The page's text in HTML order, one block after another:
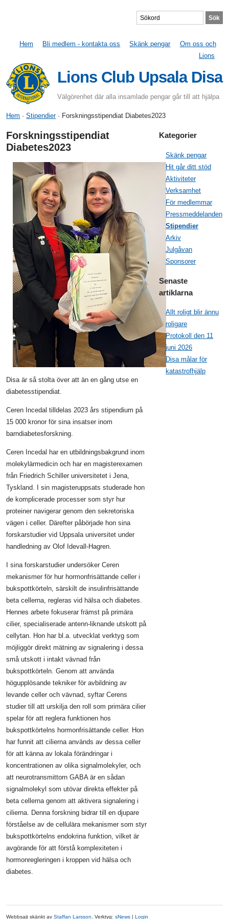
Hem Bli medlem - kontakta oss Skänk pengar
Om oss och
Lions
Lions Club Upsala Disa
Välgörenhet där alla insamlade pengar går till att hjälpa
Hem ·Stipendier· Forskningsstipendiat Diabetes2023
Forskningsstipendiat
Diabetes2023
Disa är så stolta över att än en gång utse en
diabetesstipendiat.
Ceren Incedal tilldelas 2023 års stipendium på
15 000 kronor för sina insatser inom
barndiabetesforskning.
Ceren Incedal har en utbildningsbakgrund inom
molekylärmedicin och har en magisterexamen
från Friedrich Schiller universitetet i Jena,
Tyskland. I sin magisteruppsats studerade hon
de komplicerade processer som styr hur
proteiner navigerar genom den sekretoriska
vägen i celler. Därefter påbörjade hon sina
forskarstudier vid Uppsala universitet under
handledning av Olof Idevall-Hagren.
I sina forskarstudier undersöker Ceren
mekanismer för hur hormonfrisättande celler i
bukspottkörteln, särskilt de insulinfrisättande
beta cellerna, regleras vid hälsa och diabetes.
Hennes arbete fokuserar främst på primära
cilier, specialiserade antenn-liknande utskott på
cellytan. Hon har bl.a. utvecklat verktyg som
möjliggör direkt mätning av signalering i dessa
små utskott i intakt vävnad från
bukspottkörteln. Genom att använda
högupplösande tekniker för avbildning av
levande celler och vävnad, syftar Cerens
studier till att urskilja den roll som primära cilier
spelar för att reglera funktionen hos
bukspottkörtelns hormonfrisättande celler. Hon
har funnit att cilierna används av dessa celler
för att känna av lokala förändringar i
koncentrationen av olika signalmolekyler, och
att neurotransmittorn GABA är en sådan
signalmolekyl som utövar direkta effekter på
beta cellerna genom att aktivera signalering i
cilierna. Denna forskning bidrar till en djupare
förståelse av de cellulära mekanismer som styr
bukspottkörtelns endokrina funktion, vilket är
avgörande för att förstå komplexiteten i
hormonregleringen i kroppen vid hälsa och
diabetes.
Kategorier
Skänk pengar
Hit går ditt stöd
Aktiviteter
Verksamhet
För medlemmar
Pressmeddelanden
Stipendier
Arkiv
Julgåvan
Sponsorer
Senaste
artiklarna
Allt roligt blir ännu
roligare
Protokoll den 11
juni 2026
Disa målar för
katastrofhjälp
Webbsajt skänkt avStaffan Larsson . Verktyg:sNews |Login